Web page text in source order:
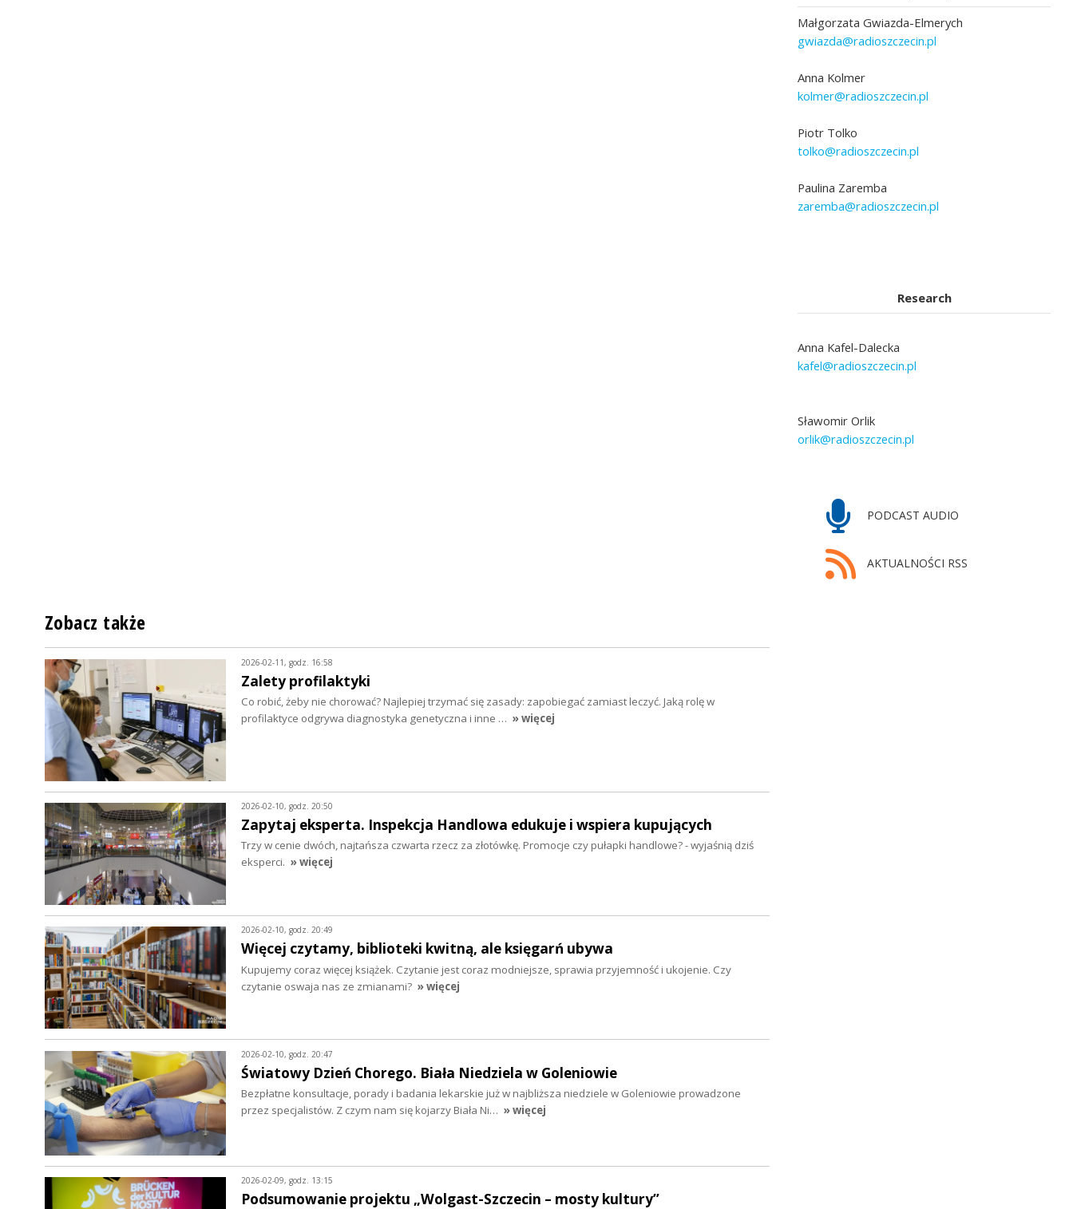
Małgorzata Gwiazda-Elmerych
gwiazda@radioszczecin.pl
Anna Kolmer
kolmer@radioszczecin.pl
Piotr Tolko
tolko@radioszczecin.pl
Paulina Zaremba
zaremba@radioszczecin.pl
Research
Anna Kafel-Dalecka
kafel@radioszczecin.pl
Sławomir Orlik
orlik@radioszczecin.pl
PODCAST AUDIO
AKTUALNOŚCI RSS
Zobacz także
2026-02-11, godz. 16:58
Zalety profilaktyki
Co robić, żeby nie chorować? Najlepiej trzymać się zasady: zapobiegać zamiast leczyć. Jaką rolę w
profilaktyce odgrywa diagnostyka genetyczna i inne … » więcej
2026-02-10, godz. 20:50
Zapytaj eksperta. Inspekcja Handlowa edukuje i wspiera kupujących
Trzy w cenie dwóch, najtańsza czwarta rzecz za złotówkę. Promocje czy pułapki handlowe? - wyjaśnią dziś
eksperci. » więcej
2026-02-10, godz. 20:49
Więcej czytamy, biblioteki kwitną, ale księgarń ubywa
Kupujemy coraz więcej książek. Czytanie jest coraz modniejsze, sprawia przyjemność i ukojenie. Czy
czytanie oswaja nas ze zmianami? » więcej
2026-02-10, godz. 20:47
Światowy Dzień Chorego. Biała Niedziela w Goleniowie
Bezpłatne konsultacje, porady i badania lekarskie już w najbliższa niedziele w Goleniowie prowadzone
przez specjalistów. Z czym nam się kojarzy Biała Ni… » więcej
2026-02-09, godz. 13:15
Podsumowanie projektu „Wolgast-Szczecin – mosty kultury”